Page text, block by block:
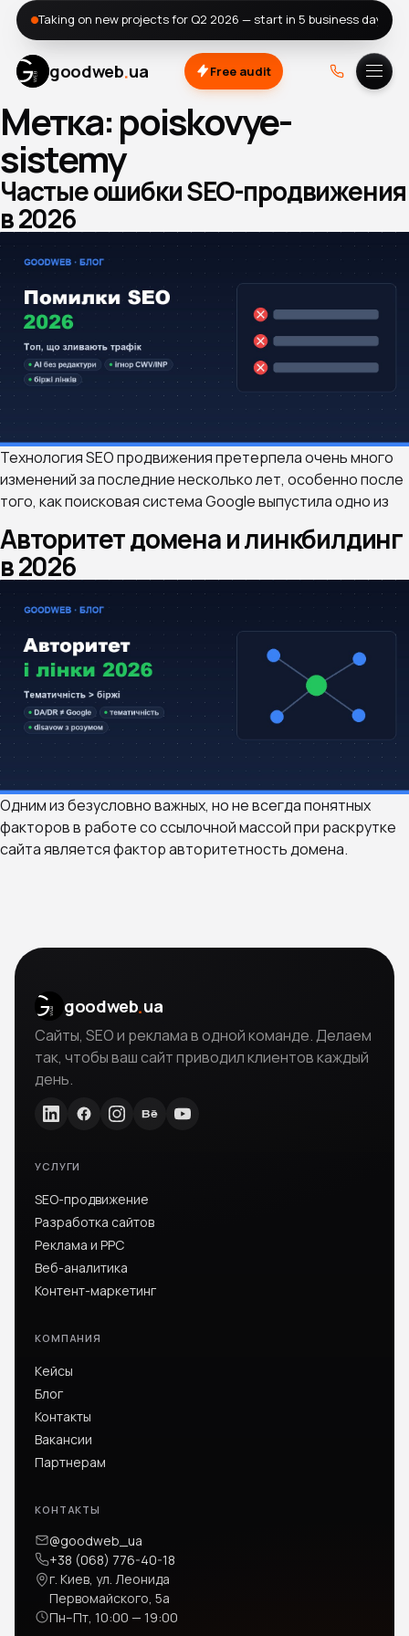
Taking on new projects for Q2 2026 — start in 5 business days
19 years of practice · 500+ sites in our own link-building network
goodweb.ua Free audit
A.DOU
Метка:poiskovye-
sistemy
Частые ошибки SEO-продвижения
в 2026
Технология SEO продвижения претерпела очень много
изменений за последние несколько лет, особенно после
того, как поисковая система Google выпустила одно из
Авторитет домена и линкбилдинг
в 2026
Одним из безусловно важных, но не всегда понятных
факторов в работе со ссылочной массой при раскрутке
сайта является фактор авторитетность домена.
goodweb.ua
Сайты, SEO и реклама в одной команде. Делаем
так, чтобы ваш сайт приводил клиентов каждый
день.
УСЛУГИ
SEO-продвижение
Разработка сайтов
Реклама и PPC
Веб-аналитика
Контент-маркетинг
КОМПАНИЯ
Кейсы
Блог
Контакты
Вакансии
Партнерам
КОНТАКТЫ
@goodweb_ua
+38 (068) 776-40-18
г. Киев, ул. Леонида
Первомайского, 5а
Пн–Пт, 10:00 — 19:00